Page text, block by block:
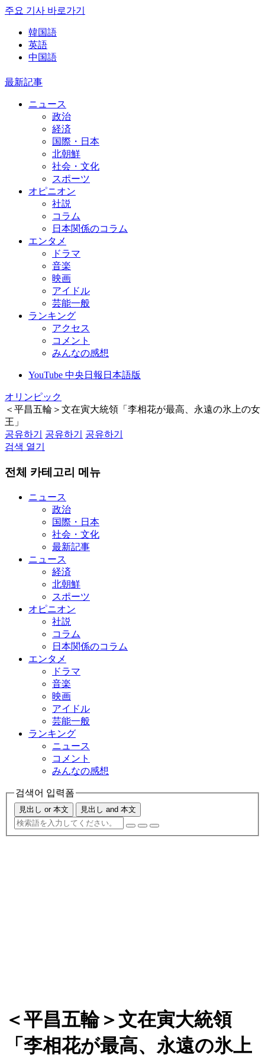
주요 기사 바로가기
韓国語
英語
中国語
最新記事
ニュース
政治
経済
国際・日本
北朝鮮
社会・文化
スポーツ
オピニオン
社説
コラム
日本関係のコラム
エンタメ
ドラマ
音楽
映画
アイドル
芸能一般
ランキング
アクセス
コメント
みんなの感想
YouTube 中央日報日本語版
オリンピック
＜平昌五輪＞文在寅大統領「李相花が最高、永遠の氷上の女
王」
공유하기
공유하기
공유하기
검색 열기
전체 카테고리 메뉴
ニュース
政治
国際・日本
社会・文化
最新記事
ニュース
経済
北朝鮮
スポーツ
オピニオン
社説
コラム
日本関係のコラム
エンタメ
ドラマ
音楽
映画
アイドル
芸能一般
ランキング
ニュース
コメント
みんなの感想
검색어 입력폼
見出し or 本文 見出し and 本文
＜平昌五輪＞文在寅大統領
「李相花が最高、永遠の氷上